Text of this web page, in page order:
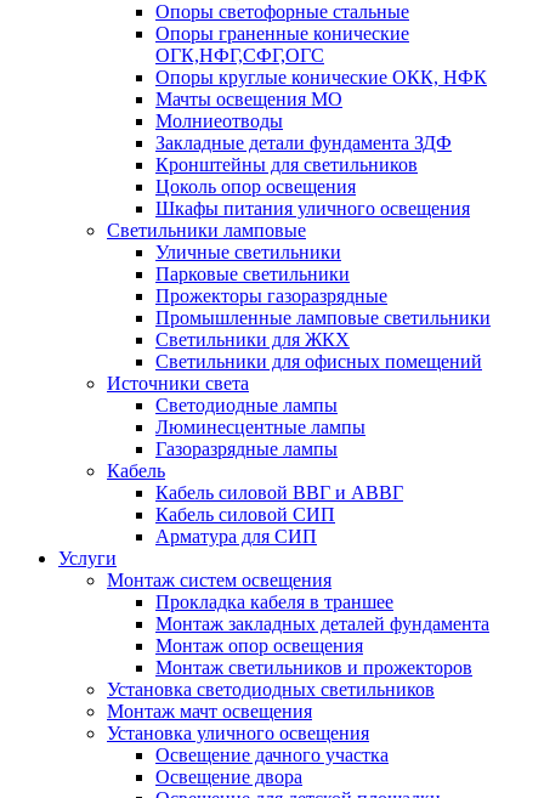
Опоры светофорные стальные
Опоры граненные конические
ОГК,НФГ,СФГ,ОГС
Опоры круглые конические ОКК, НФК
Мачты освещения МО
Молниеотводы
Закладные детали фундамента ЗДФ
Кронштейны для светильников
Цоколь опор освещения
Шкафы питания уличного освещения
Светильники ламповые
Уличные светильники
Парковые светильники
Прожекторы газоразрядные
Промышленные ламповые светильники
Светильники для ЖКХ
Светильники для офисных помещений
Источники света
Светодиодные лампы
Люминесцентные лампы
Газоразрядные лампы
Кабель
Кабель силовой ВВГ и АВВГ
Кабель силовой СИП
Арматура для СИП
Услуги
Монтаж систем освещения
Прокладка кабеля в траншее
Монтаж закладных деталей фундамента
Монтаж опор освещения
Монтаж светильников и прожекторов
Установка светодиодных светильников
Монтаж мачт освещения
Установка уличного освещения
Освещение дачного участка
Освещение двора